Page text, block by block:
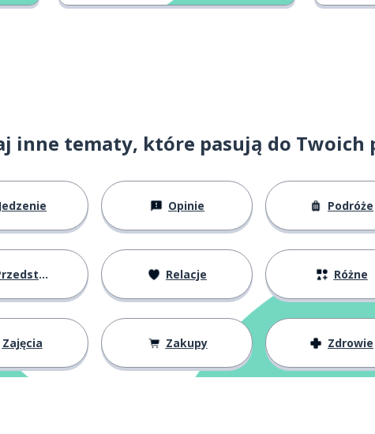
przez mężczyznę)
inne tematy, które pasują do Twoich
Jedzenie Opinie Podróże
się Relacje Różne
Zajęcia Zakupy Zdrowie